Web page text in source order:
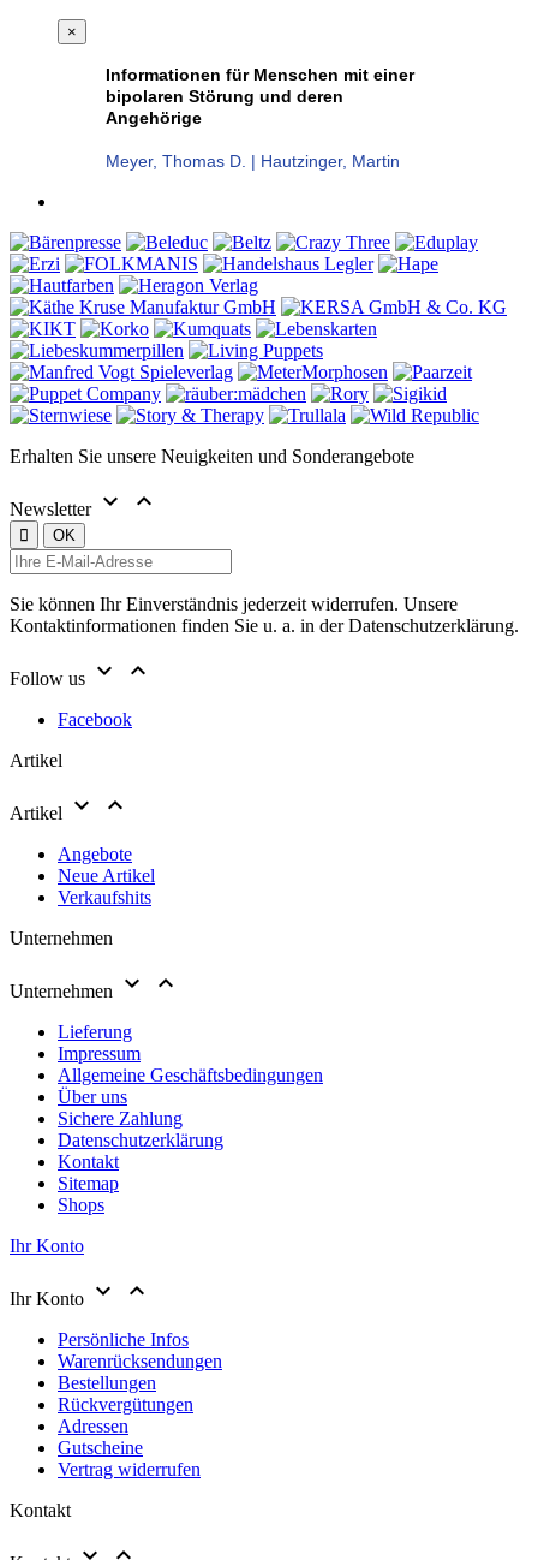
×
Informationen für Menschen mit einer
bipolaren Störung und deren
Angehörige
Meyer, Thomas D. | Hautzinger, Martin
Erhalten Sie unsere Neuigkeiten und Sonderangebote
Newsletter  
Sie können Ihr Einverständnis jederzeit widerrufen. Unsere
Kontaktinformationen finden Sie u. a. in der Datenschutzerklärung.
Follow us  
Facebook
Artikel
Artikel  
Angebote
Neue Artikel
Verkaufshits
Unternehmen
Unternehmen  
Lieferung
Impressum
Allgemeine Geschäftsbedingungen
Über uns
Sichere Zahlung
Datenschutzerklärung
Kontakt
Sitemap
Shops
Ihr Konto
Ihr Konto  
Persönliche Infos
Warenrücksendungen
Bestellungen
Rückvergütungen
Adressen
Gutscheine
Vertrag widerrufen
Kontakt